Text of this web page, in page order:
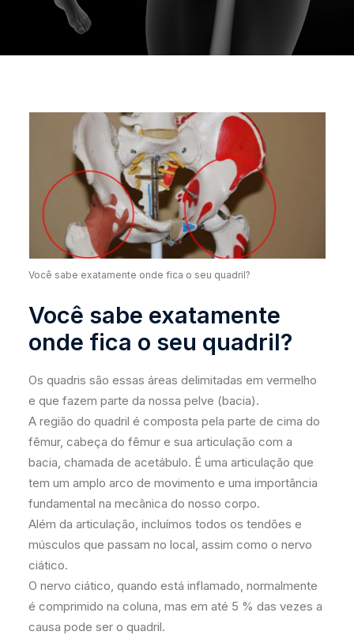
Você sabe exatamente onde fica o seu quadril?
Você sabe exatamente
onde fica o seu quadril?
Os quadris são essas áreas delimitadas em vermelho
e que fazem parte da nossa pelve (bacia).
A região do quadril é composta pela parte de cima do
fêmur, cabeça do fêmur e sua articulação com a
bacia, chamada de acetábulo. É uma articulação que
tem um amplo arco de movimento e uma importância
fundamental na mecânica do nosso corpo.
Além da articulação, incluímos todos os tendões e
músculos que passam no local, assim como o nervo
ciático.
O nervo ciático, quando está inflamado, normalmente
é comprimido na coluna, mas em até 5 % das vezes a
causa pode ser o quadril.